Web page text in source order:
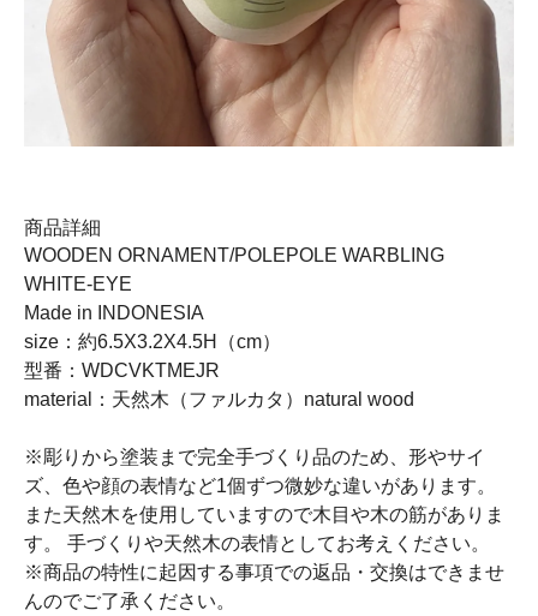
商品詳細
WOODEN ORNAMENT/POLEPOLE WARBLING
WHITE-EYE
Made in INDONESIA
size：約6.5X3.2X4.5H（cm）
型番：WDCVKTMEJR
material：天然木（ファルカタ）natural wood
※彫りから塗装まで完全手づくり品のため、形やサイ
ズ、色や顔の表情など1個ずつ微妙な違いがあります。
また天然木を使用していますので木目や木の筋がありま
す。 手づくりや天然木の表情としてお考えください。
※商品の特性に起因する事項での返品・交換はできませ
んのでご了承ください。